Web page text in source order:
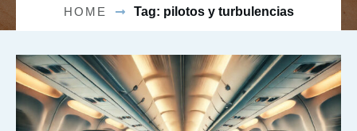
HOME Tag: pilotos y turbulencias